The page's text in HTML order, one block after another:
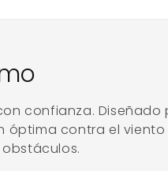
confianza. Diseñado
óptima contra el viento